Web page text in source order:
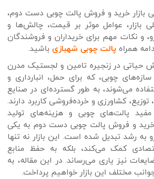
بازار خرید و فروش پالت چوبی دست دوم،
بازار، عوامل موثر بر قیمت، چالش‌ها و
نکات مهم برای خریداران و فروشندگان
همراه پالت چوبی شهبازی باشید.
حیاتی در زنجیره تامین و لجستیک مدرن
چوبی، که برای حمل، انبارداری و
می‌شوند، به طور گسترده‌ای در صنایع
توزیع، کشاورزی و خرده‌فروشی کاربرد دارند.
پالت‌های چوبی و هزینه‌های تولید
خرید و فروش پالت چوبی دست دوم به یکی
رو به رشد تبدیل شده است. این بازار نه تنها
کمک می‌کند، بلکه به حفظ منابع
نیز یاری می‌رساند. در این مقاله، به
مختلف این بازار خواهیم پرداخت.